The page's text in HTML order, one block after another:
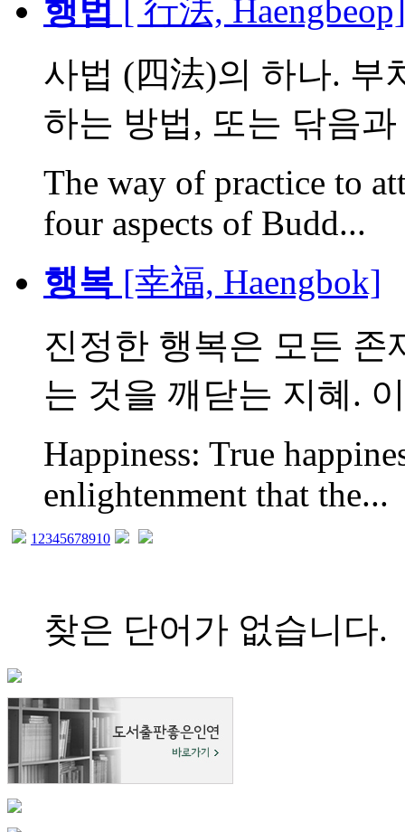
행법 [ 行法, Haengbeop]
사법 (四法)의 하나. 부
하는 방법, 또는 닦음
The way of practice to
four aspects of Budd...
행복 [幸福, Haengbok]
진정한 행복은 모든 존
는 것을 깨닫는 지혜.
Happiness: True
enlightenment that the...
1 2345678910
찾은 단어가 없습니다.